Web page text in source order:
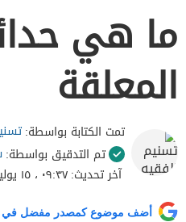
ما هي
المعلقة
تمت الكتابة بواسطة:
تم التدقيق بواسطة:
آخر تحديث:٠٩:٣٧ ، ١٥ يوليو ٢٠٢١
أضف موضوع كمصدر مفضل